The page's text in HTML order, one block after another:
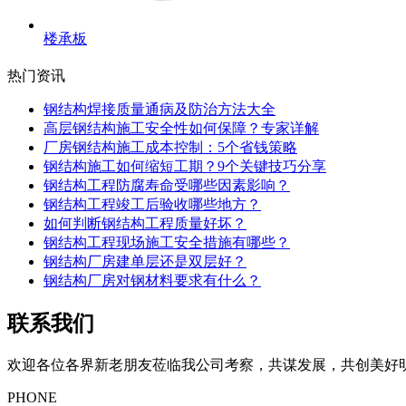
楼承板
热门资讯
钢结构焊接质量通病及防治方法大全
高层钢结构施工安全性如何保障？专家详解
厂房钢结构施工成本控制：5个省钱策略
钢结构施工如何缩短工期？9个关键技巧分享
钢结构工程防腐寿命受哪些因素影响？
钢结构工程竣工后验收哪些地方？
如何判断钢结构工程质量好坏？
钢结构工程现场施工安全措施有哪些？
钢结构厂房建单层还是双层好？
钢结构厂房对钢材料要求有什么？
联系我们
欢迎各位各界新老朋友莅临我公司考察，共谋发展，共创美好
PHONE